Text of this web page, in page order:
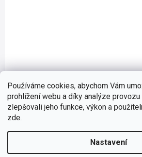
Používáme cookies, abychom Vám
prohlížení webu a díky analýze
zlepšovali jeho funkce, výkon a
zde.
Nastavení